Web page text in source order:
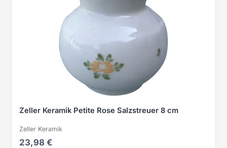
Zeller Keramik Petite Rose Salzstreuer 8 cm
Zeller Keramik
23,98 €